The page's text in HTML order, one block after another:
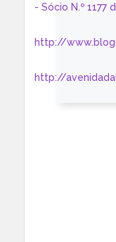
- Sócio N.º 1177
http://
http://